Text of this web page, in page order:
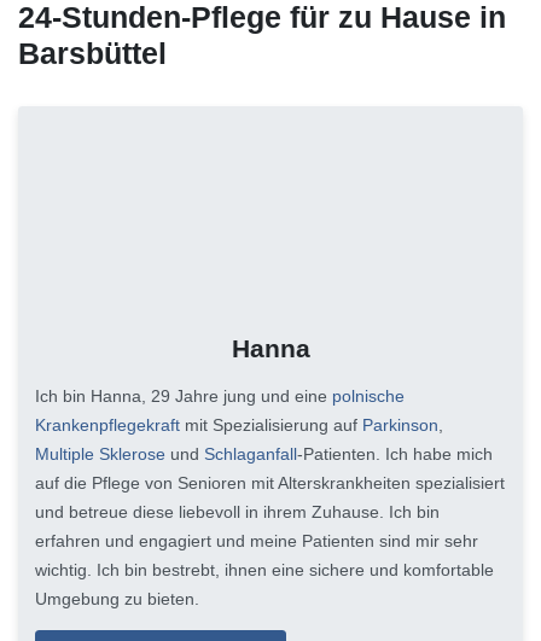
24-Stunden-Pflege für zu Hause in
Barsbüttel
Hanna
Ich bin Hanna, 29 Jahre jung und eine polnische
Krankenpflegekraft mit Spezialisierung auf Parkinson,
Multiple Sklerose und Schlaganfall-Patienten. Ich habe mich
auf die Pflege von Senioren mit Alterskrankheiten spezialisiert
und betreue diese liebevoll in ihrem Zuhause. Ich bin
erfahren und engagiert und meine Patienten sind mir sehr
wichtig. Ich bin bestrebt, ihnen eine sichere und komfortable
Umgebung zu bieten.